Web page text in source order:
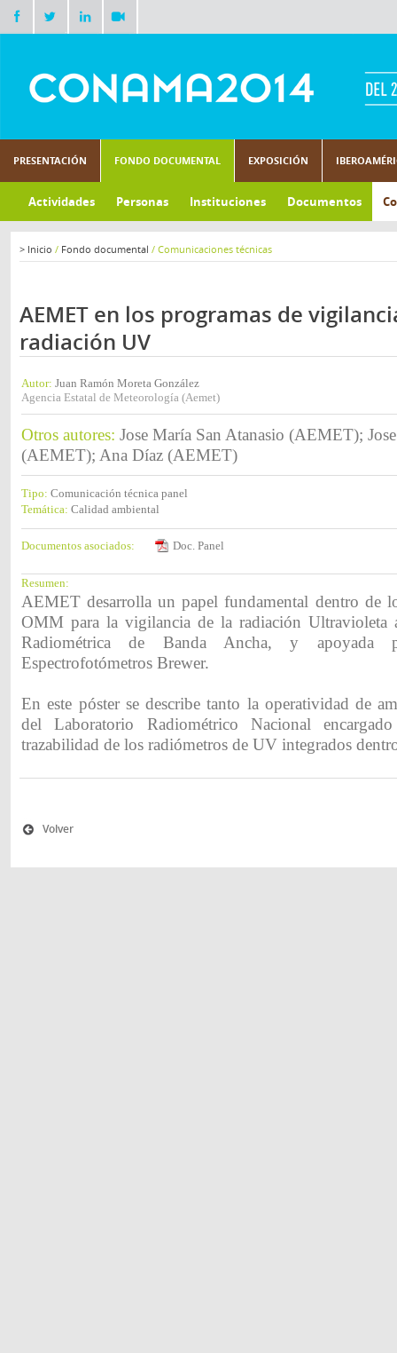
PRESENTACIÓN FONDO DOCUMENTAL EXPOSICIÓN
Actividades Personas Instituciones Documentos
> Inicio / Fondo documental / Comunicaciones técnicas
AEMET en los programas de
radiación UV
Autor: Juan Ramón Moreta González
Agencia Estatal de Meteorología (Aemet)
Otros autores: Jose María San Atanasio (AEMET);
(AEMET); Ana Díaz (AEMET)
Tipo: Comunicación técnica panel
Temática: Calidad ambiental
Documentos asociados: Doc. Panel
Resumen:
AEMET desarrolla un papel fundamental dentro de
OMM para la vigilancia de la radiación Ultravioleta
Radiométrica de Banda Ancha, y
Espectrofotómetros Brewer.
En este póster se describe tanto la operatividad de
del Laboratorio Radiométrico Nacional
trazabilidad de los radiómetros de UV integrados
Volver